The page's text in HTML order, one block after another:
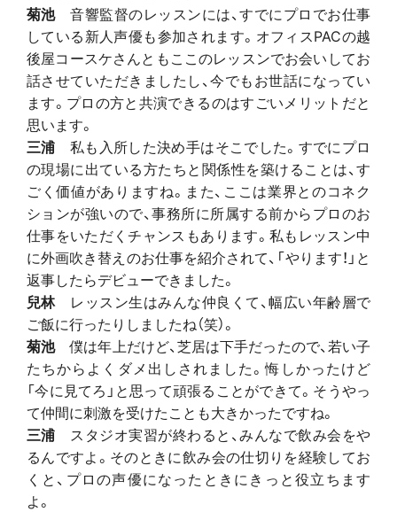
菊池音響監督のレッスンには、すでにプロでお仕事
している新人声優も参加されます。オフィスPACの越
後屋コースケさんともここのレッスンでお会いしてお
話させていただきましたし、今でもお世話になってい
ます。プロの方と共演できるのはすごいメリットだと
思います。
三浦 私も入所した決め手はそこでした。すでにプロ
の現場に出ている方たちと関係性を築けることは、す
ごく価値がありますね。また、ここは業界とのコネク
ションが強いので、事務所に所属する前からプロのお
仕事をいただくチャンスもあります。私もレッスン中
に外画吹き替えのお仕事を紹介されて、「やります！」と
返事したらデビューできました。
兒林 レッスン生はみんな仲良くて、幅広い年齢層で
ご飯に行ったりしましたね（笑）。
菊池僕は年上だけど、芝居は下手だったので、若い子
たちからよくダメ出しされました。悔しかったけど
「今に見てろ」と思って頑張ることができて。そうやっ
て仲間に刺激を受けたことも大きかったですね。
三浦 スタジオ実習が終わると、みんなで飲み会をや
るんですよ。そのときに飲み会の仕切りを経験してお
くと、プロの声優になったときにきっと役立ちます
よ。